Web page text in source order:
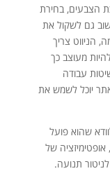
הצבעים, בחירת
גם לשקול את
הניווט צריך
מעוצב כך
עבודה
יוכל לשמש את
שהוא פועל
של
תנועה.